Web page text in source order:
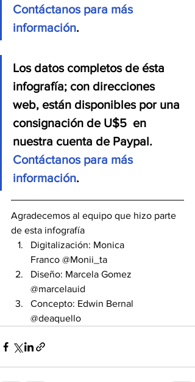
Contáctanos para más
información.
Los datos completos de ésta
infografía; con direcciones
web, están disponibles por una
consignación de U$5  en
nuestra cuenta de Paypal.
Contáctanos para más
información.
Agradecemos al equipo que hizo parte
de esta infografía
Digitalización: Monica
Franco @Monii_ta
Diseño: Marcela Gomez
@marcelauid
Concepto: Edwin Bernal
@deaquello